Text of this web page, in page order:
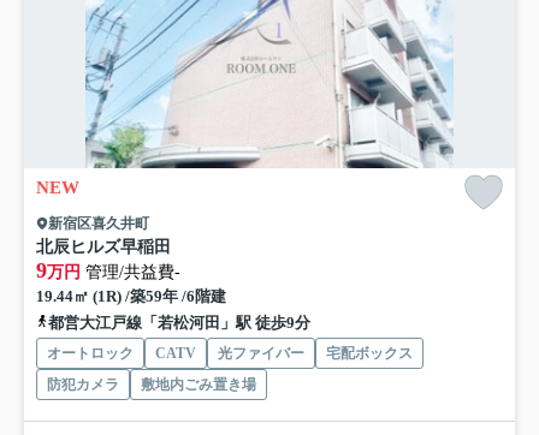
NEW
新宿区喜久井町
北辰ヒルズ早稲田
9万円 管理/共益費-
19.44㎡ (1R) /築59年 /6階建
都営大江戸線「若松河田」駅 徒歩9分
オートロック CATV 光ファイバー
宅配ボックス
防犯カメラ
敷地内ごみ置き場